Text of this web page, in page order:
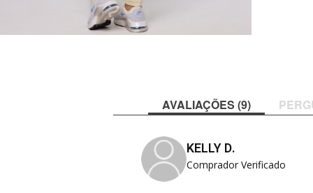
AVALIAÇÕES (9)
KELLY D.
Comprador Verificado